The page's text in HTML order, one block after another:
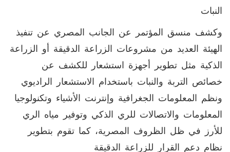
النبات
وكشف منسق المؤتمر عن الجانب المصري عن تنفيذ
الهيئة العديد من مشروعات الزراعة الدقيقة أو الزراعة
الذكية مثل تطوير أجهزة استشعار للكشف عن
خصائص التربة والنبات باستخدام الاستشعار الراديوي
ونظم المعلومات الجغرافية وإنترنت الأشياء وتكنولوجيا
المعلومات والاتصالات للري الذكي وتوفير مياه الري
للأرز في ظل الظروف المصرية، كما تقوم بتطوير
نظام دعم القرار للزراعة الدقيقة